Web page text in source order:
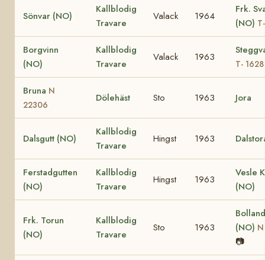
Sönvar (NO)
Kallblodig
Travare
Valack 1964
Frk.
(NO)
Borgvinn
(NO)
Kallblodig
Travare
Valack 1963
T- 1628
Bruna N
22306
Dölehäst Sto 1963 Jora
Dalsgutt (NO)
Kallblodig
Travare
Hingst 1963
Ferstadgutten
(NO)
Kallblodig
Travare
Hingst 1963
Vesle
(NO)
Frk. Torun
(NO)
Kallblodig
Travare
Sto 1963
(NO)
📷